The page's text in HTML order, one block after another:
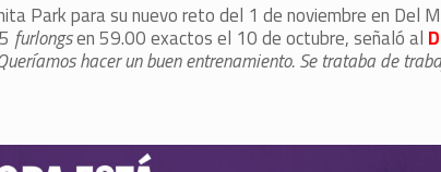
Park para su nuevo reto del 1 de noviembre en Del
furlongsen 59.00 exactos el 10 de octubre, señaló al
hacer un buen entrenamiento. Se trataba de